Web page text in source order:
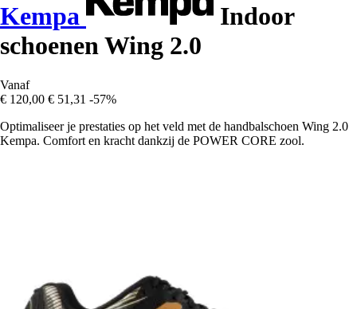
Kempa
Indoor
schoenen Wing 2.0
Vanaf
€ 120,00 € 51,31 -57%
Optimaliseer je prestaties op het veld met de handbalschoen Wing 2.0
Kempa. Comfort en kracht dankzij de POWER CORE zool.